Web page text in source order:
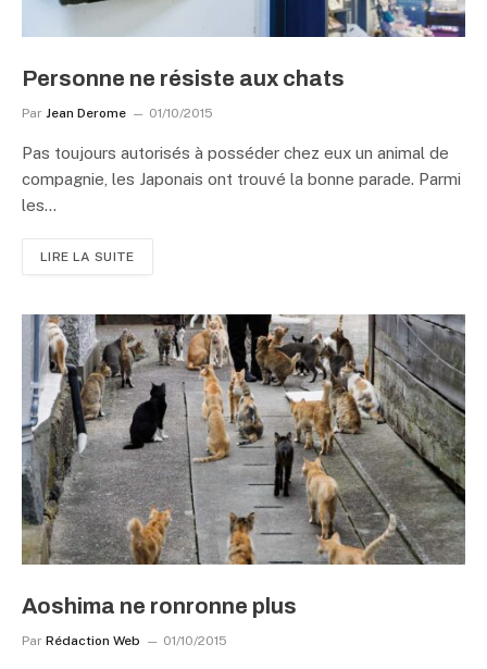
Personne ne résiste aux chats
Par Jean Derome 01/10/2015
Pas toujours autorisés à posséder chez eux un animal de
compagnie, les Japonais ont trouvé la bonne parade. Parmi
les…
LIRE LA SUITE
Aoshima ne ronronne plus
Par Rédaction Web 01/10/2015